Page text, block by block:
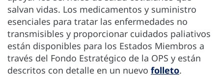
salvan vidas. Los medicamentos y suministro
esenciales para tratar las enfermedades no
transmisibles y proporcionar cuidados paliativos
están disponibles para los Estados Miembros a
través del Fondo Estratégico de la OPS y están
descritos con detalle en un nuevo folleto.